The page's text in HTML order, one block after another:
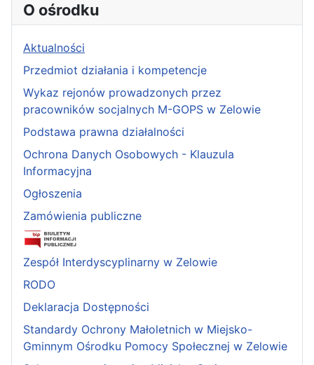
O ośrodku
Aktualności
Przedmiot działania i kompetencje
Wykaz rejonów prowadzonych przez
pracowników socjalnych M-GOPS w Zelowie
Podstawa prawna działalności
Ochrona Danych Osobowych - Klauzula
Informacyjna
Ogłoszenia
Zamówienia publiczne
Zespół Interdyscyplinarny w Zelowie
RODO
Deklaracja Dostępności
Standardy Ochrony Małoletnich w Miejsko-
Gminnym Ośrodku Pomocy Społecznej w Zelowie